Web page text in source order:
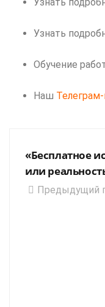
Узнать
Обучение
Наш
«Бесплатное
или
Предыдущий